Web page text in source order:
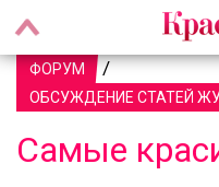
ФОРУМ /
ОБСУЖДЕНИЕ СТАТЕЙ
Самые